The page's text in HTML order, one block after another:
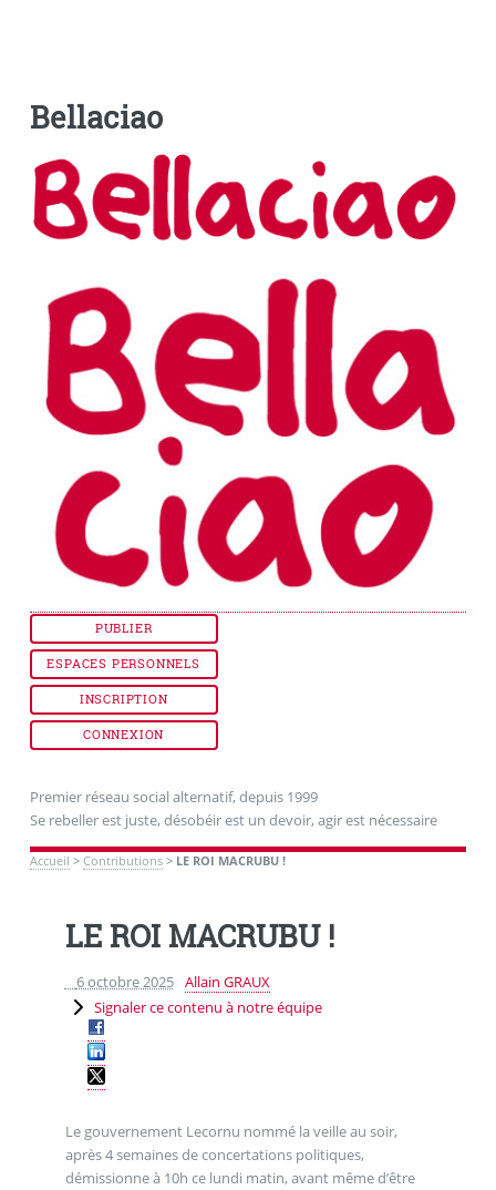
Bellaciao
PUBLIER
ESPACES PERSONNELS
INSCRIPTION
CONNEXION
Premier réseau social alternatif, depuis 1999
Se rebeller est juste, désobéir est un devoir, agir est nécessaire
Accueil > Contributions> LE ROI MACRUBU !
LE ROI MACRUBU !
6 octobre 2025 Allain GRAUX
Signaler ce contenu à notre équipe
Le gouvernement Lecornu nommé la veille au soir,
après 4 semaines de concertations politiques,
démissionne à 10h ce lundi matin, avant même d’être